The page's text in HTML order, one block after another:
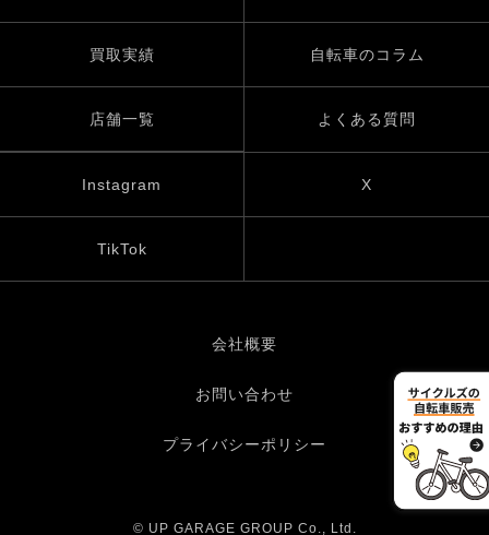
買取実績 自転車のコラム
店舗一覧 よくある質問
Instagram X
TikTok
会社概要
お問い合わせ
プライバシーポリシー
© UP GARAGE GROUP Co., Ltd.